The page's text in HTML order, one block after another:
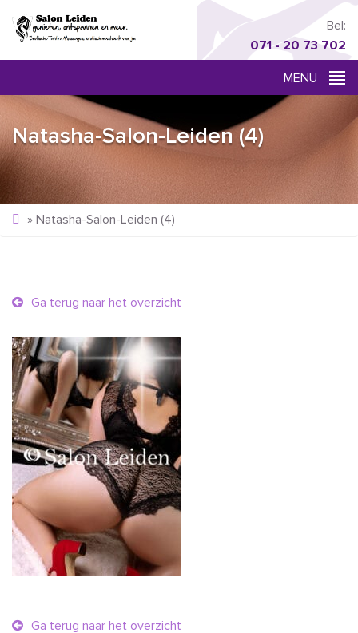
Bel:
071 - 20 73 702
Natasha-Salon-Leiden (4)
» Natasha-Salon-Leiden (4)
Ga terug naar het overzicht
Ga terug naar het overzicht